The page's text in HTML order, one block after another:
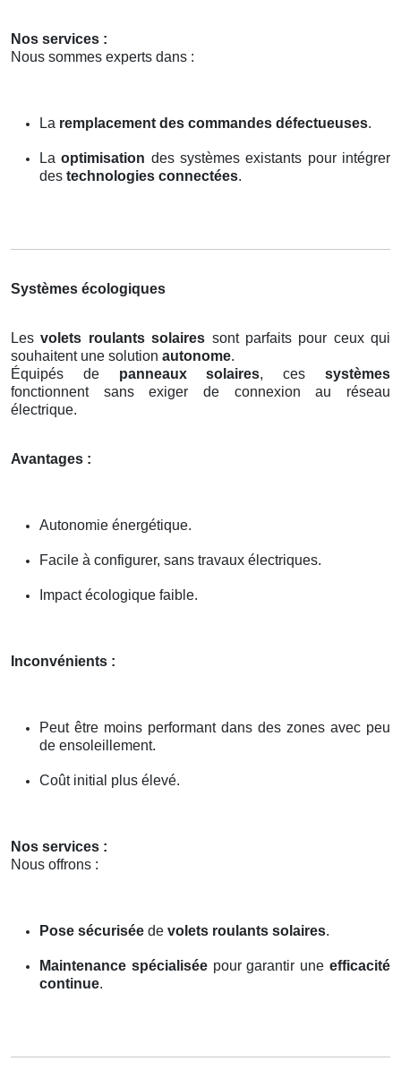
Nos services :
Nous sommes experts dans :
La remplacement des commandes défectueuses.
Laoptimisation des systèmes existants pour intégrer
des technologies connectées.
Systèmes écologiques
Lesvolets roulants solaires sont parfaits pour ceux qui
souhaitent une solution autonome.
Équipés de panneaux solaires, cessystèmes
fonctionnent sans exiger de connexion au réseau
électrique.
Avantages :
Autonomie énergétique.
Facile à configurer, sans travaux électriques.
Impact écologique faible.
Inconvénients :
Peut être moins performant dans des zones avec peu
de ensoleillement.
Coût initial plus élevé.
Nos services :
Nous offrons :
Pose sécurisée de volets roulants solaires.
Maintenance spécialiséepour garantir uneefficacité
continue.